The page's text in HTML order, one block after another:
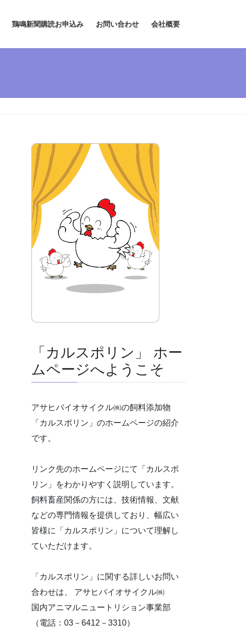
鶏鳴新聞購読お申込み お問い合わせ 会社概要
「カルスポリン」 ホー
ムページへようこそ
アサヒバイオサイクル㈱の飼料添加物
「カルスポリン」のホームページの紹介
です。
リンク先のホームページにて「カルスポ
リン」をわかりやすく説明しています。
飼料畜産関係の方には、技術情報、文献
などの専門情報を提供しており、幅広い
皆様に「カルスポリン」について理解し
ていただけます。
「カルスポリン」に関する詳しいお問い
合わせは、 アサヒバイオサイクル㈱
国内アニマルニュートリション事業部
（電話：03－6412－3310）